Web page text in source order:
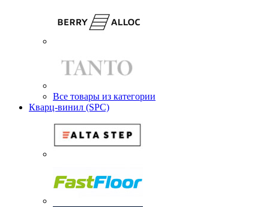
Все товары из категории
Кварц-винил (SPC)